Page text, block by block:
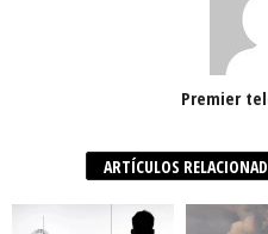
Premier
ARTÍCULOS